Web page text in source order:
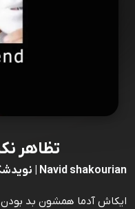
تظاهر
Navid shakourian | نویدشکوریان
ایکاش آدما همشون بد